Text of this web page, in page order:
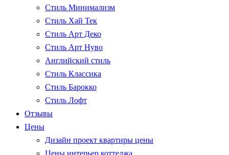
Стиль Минимализм
Стиль Хай Тек
Стиль Арт Деко
Стиль Арт Нуво
Английский стиль
Стиль Классика
Стиль Барокко
Стиль Лофт
Отзывы
Цены
Дизайн проект квартиры цены
Цены интерьер коттеджа